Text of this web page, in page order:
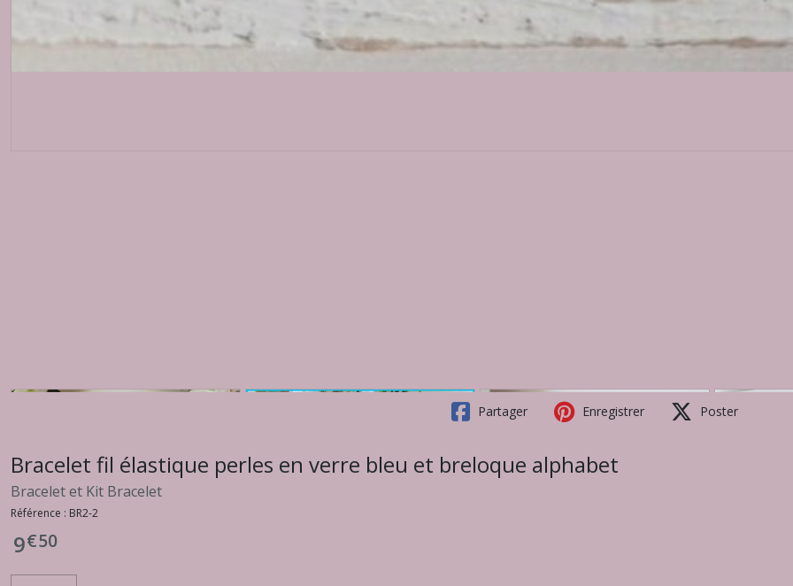
Partager Enregistrer Poster
Bracelet fil élastique perles en verre bleu et breloque alphabet
Bracelet et Kit Bracelet
Référence : BR2-2
9€50